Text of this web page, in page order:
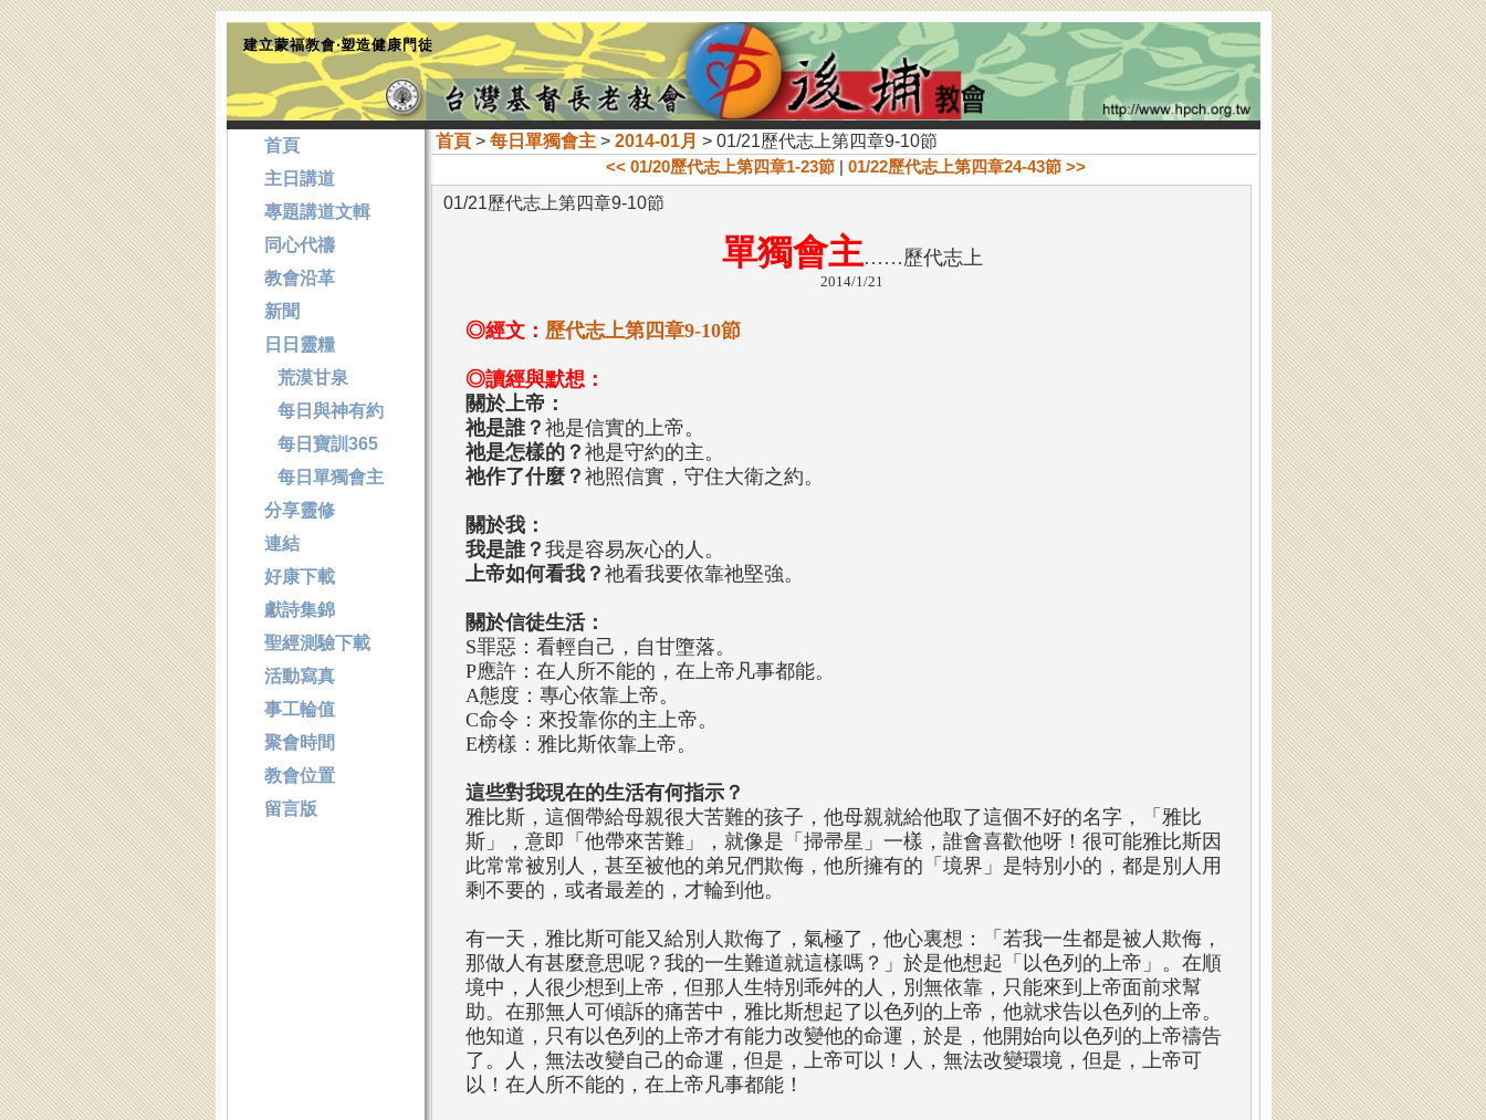
建立蒙福教會‧塑造健康門徒
首頁> 每日單獨會主> 2014-01月 > 01/21歷代志上第四章9-10節
<< 01/20歷代志上第四章1-23節 | 01/22歷代志上第四章24-43節 >>
01/21歷代志上第四章9-10節
單獨會主……歷代志上
2014/1/21
◎經文： 歷代志上第四章9-10節
◎讀經與默想：
關於上帝：
祂是誰？ 祂是信實的上帝。
祂是怎樣的？ 祂是守約的主。
祂作了什麼？ 祂照信實，守住大衛之約。
關於我：
我是誰？ 我是容易灰心的人。
上帝如何看我？ 祂看我要依靠祂堅強。
關於信徒生活：
S罪惡：看輕自己，自甘墮落。
P應許：在人所不能的，在上帝凡事都能。
A態度：專心依靠上帝。
C命令：來投靠你的主上帝。
E榜樣：雅比斯依靠上帝。
這些對我現在的生活有何指示？
雅比斯，這個帶給母親很大苦難的孩子，他母親就給他取了這個不好的名字，「雅比
斯」，意即「他帶來苦難」，就像是「掃帚星」一樣，誰會喜歡他呀！很可能雅比斯因
此常常被別人，甚至被他的弟兄們欺侮，他所擁有的「境界」是特別小的，都是別人用
剩不要的，或者最差的，才輪到他。
有一天，雅比斯可能又給別人欺侮了，氣極了，他心裏想：「若我一生都是被人欺侮，
那做人有甚麼意思呢？我的一生難道就這樣嗎？」於是他想起「以色列的上帝」。在順
境中，人很少想到上帝，但那人生特別乖舛的人，別無依靠，只能來到上帝面前求幫
助。在那無人可傾訴的痛苦中，雅比斯想起了以色列的上帝，他就求告以色列的上帝。
他知道，只有以色列的上帝才有能力改變他的命運，於是，他開始向以色列的上帝禱告
了。人，無法改變自己的命運，但是，上帝可以！人，無法改變環境，但是，上帝可
以！在人所不能的，在上帝凡事都能！
首頁
主日講道
專題講道文輯
同心代禱
教會沿革
新聞
日日靈糧
荒漠甘泉
每日與神有約
每日寶訓365
每日單獨會主
分享靈修
連結
好康下載
獻詩集錦
聖經測驗下載
活動寫真
事工輪值
聚會時間
教會位置
留言版